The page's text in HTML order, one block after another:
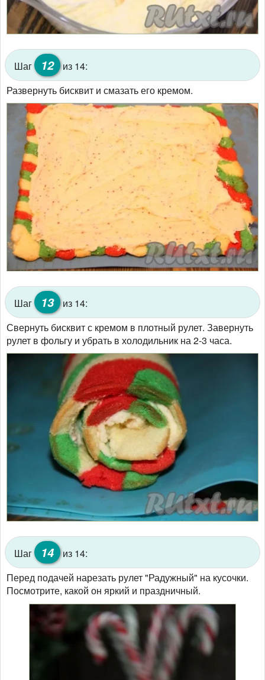
Шаг 12 из 14:
Развернуть бисквит и смазать его кремом.
Шаг 13 из 14:
Свернуть бисквит с кремом в плотный рулет. Завернуть
рулет в фольгу и убрать в холодильник на 2-3 часа.
Шаг 14 из 14:
Перед подачей нарезать рулет "Радужный" на кусочки.
Посмотрите, какой он яркий и праздничный.